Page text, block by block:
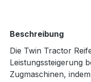
Beschreibung
Die Twin Tractor
Leistungssteigerung
Zugmaschinen,